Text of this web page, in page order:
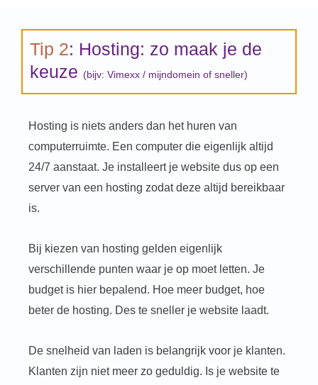
Tip 2: Hosting: zo maak je de
keuze (bijv: Vimexx / mijndomein of sneller)
Hosting is niets anders dan het huren van
computerruimte. Een computer die eigenlijk altijd
24/7 aanstaat. Je installeert je website dus op een
server van een hosting zodat deze altijd bereikbaar
is.
Bij kiezen van hosting gelden eigenlijk
verschillende punten waar je op moet letten. Je
budget is hier bepalend. Hoe meer budget, hoe
beter de hosting. Des te sneller je website laadt.
De snelheid van laden is belangrijk voor je klanten.
Klanten zijn niet meer zo geduldig. Is je website te